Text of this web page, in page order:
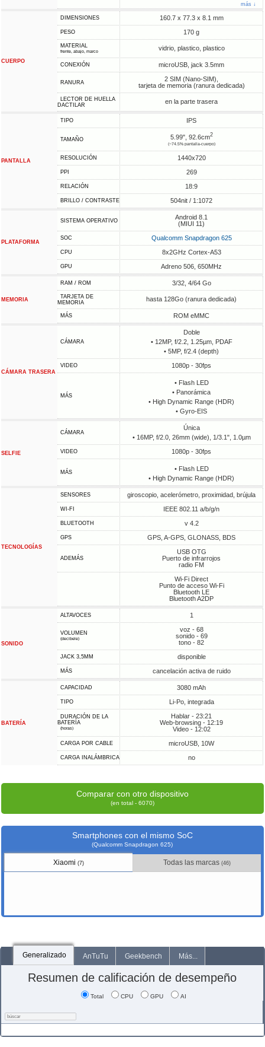
más ↓
CUERPO
DIMENSIONES 160.7 x 77.3 x 8.1 mm
PESO 170 g
MATERIAL
frente, abajo, marco vidrio, plastico, plastico
CONEXIÓN microUSB, jack 3.5mm
RANURA
2 SIM (Nano-SIM),
tarjeta de memoria (ranura dedicada)
LECTOR DE HUELLA
DACTILAR
en la parte trasera
PANTALLA
TIPO IPS
TAMAÑO 5.99", 92.6cm2
(~74.5% pantalla-cuerpo)
RESOLUCIÓN 1440x720
PPI 269
RELACIÓN 18:9
BRILLO / CONTRASTE 504nit / 1:1072
PLATAFORMA
SISTEMA OPERATIVO
Android 8.1
(MIUI 11)
SOC Qualcomm Snapdragon 625
CPU 8x2GHz Cortex-A53
GPU Adreno 506, 650MHz
MEMORIA
RAM / ROM 3/32, 4/64 Go
TARJETA DE
MEMORIA
hasta 128Go (ranura dedicada)
MÁS ROM eMMC
CÁMARA TRASERA
CÁMARA
Doble
• 12MP, f/2.2, 1.25µm, PDAF
• 5MP, f/2.4 (depth)
VIDEO 1080p - 30fps
MÁS
• Flash LED
• Panorámica
• High Dynamic Range (HDR)
• Gyro-EIS
SELFIE
CÁMARA
Única
• 16MP, f/2.0, 26mm (wide), 1/3.1", 1.0µm
VIDEO 1080p - 30fps
MÁS
• Flash LED
• High Dynamic Range (HDR)
TECNOLOGÍAS
SENSORES giroscopio, acelerómetro, proximidad, brújula
WI-FI IEEE 802.11 a/b/g/n
BLUETOOTH v 4.2
GPS GPS, A-GPS, GLONASS, BDS
ADEMÁS
USB OTG
Puerto de infrarrojos
radio FM
Wi-Fi Direct
Punto de acceso Wi-Fi
Bluetooth LE
Bluetooth A2DP
SONIDO
ALTAVOCES 1
VOLUMEN
(decibele)
voz - 68
sonido - 69
tono - 82
JACK 3,5MM disponible
MÁS cancelación activa de ruido
BATERÍA
CAPACIDAD 3080 mAh
TIPO Li-Po, integrada
DURACIÓN DE LA
BATERÍA
(horas)
Hablar - 23:21
Web-browsing - 12:19
Video - 12:02
CARGA POR CABLE microUSB, 10W
CARGA INALÁMBRICA no
Comparar con otro dispositivo
(en total - 6070)
Smartphones con el mismo SoC
(Qualcomm Snapdragon 625)
Xiaomi (7) Todas las marcas (46)
Generalizado AnTuTu Geekbench Más...
Resumen de calificación de desempeño
Total CPU GPU AI